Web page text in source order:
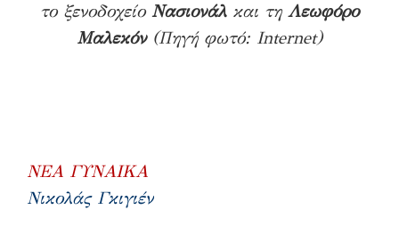
το ξενοδοχείο Νασιονάλκαι τη Λεωφόρο
Μαλεκόν(Πηγή φωτό: Internet)
ΝΕΑ ΓΥΝΑΙΚΑ
Νικολάς Γκιγιέν